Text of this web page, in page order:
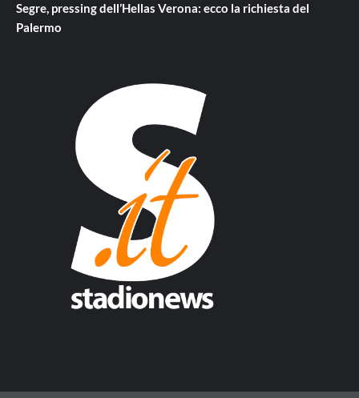
Segre, pressing dell’Hellas Verona: ecco la richiesta del
Palermo